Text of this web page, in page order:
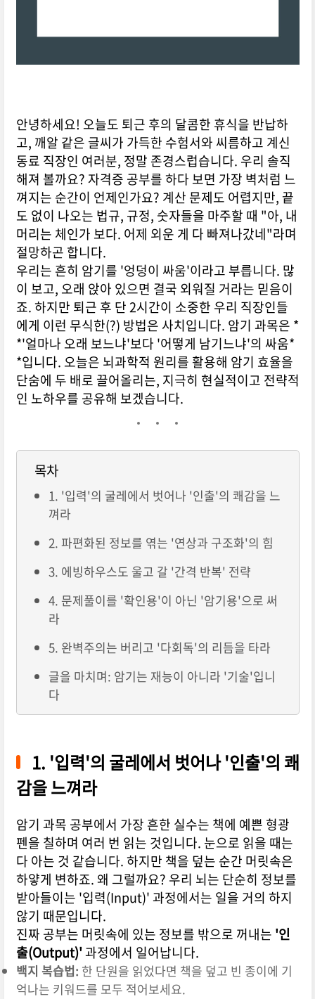
안녕하세요! 오늘도 퇴근 후의 달콤한 휴식을 반납하
고, 깨알 같은 글씨가 가득한 수험서와 씨름하고 계신
동료 직장인 여러분, 정말 존경스럽습니다. 우리 솔직
해져 볼까요? 자격증 공부를 하다 보면 가장 벽처럼 느
껴지는 순간이 언제인가요? 계산 문제도 어렵지만, 끝
도 없이 나오는 법규, 규정, 숫자들을 마주할 때 "아, 내
머리는 체인가 보다. 어제 외운 게 다 빠져나갔네"라며
절망하곤 합니다.
우리는 흔히 암기를 '엉덩이 싸움'이라고 부릅니다. 많
이 보고, 오래 앉아 있으면 결국 외워질 거라는 믿음이
죠. 하지만 퇴근 후 단 2시간이 소중한 우리 직장인들
에게 이런 무식한(?) 방법은 사치입니다. 암기 과목은 *
*'얼마나 오래 보느냐'보다 '어떻게 남기느냐'의 싸움*
*입니다. 오늘은 뇌과학적 원리를 활용해 암기 효율을
단숨에 두 배로 끌어올리는, 지극히 현실적이고 전략적
인 노하우를 공유해 보겠습니다.
목차
1. '입력'의 굴레에서 벗어나 '인출'의 쾌감을 느
껴라
2. 파편화된 정보를 엮는 '연상과 구조화'의 힘
3. 에빙하우스도 울고 갈 '간격 반복' 전략
4. 문제풀이를 '확인용'이 아닌 '암기용'으로 써
라
5. 완벽주의는 버리고 '다회독'의 리듬을 타라
글을 마치며: 암기는 재능이 아니라 '기술'입니
다
1. '입력'의 굴레에서 벗어나 '인출'의 쾌
감을 느껴라
암기 과목 공부에서 가장 흔한 실수는 책에 예쁜 형광
펜을 칠하며 여러 번 읽는 것입니다. 눈으로 읽을 때는
다 아는 것 같습니다. 하지만 책을 덮는 순간 머릿속은
하얗게 변하죠. 왜 그럴까요? 우리 뇌는 단순히 정보를
받아들이는 '입력(Input)' 과정에서는 일을 거의 하지
않기 때문입니다.
진짜 공부는 머릿속에 있는 정보를 밖으로 꺼내는 '인
출(Output)'과정에서 일어납니다.
백지 복습법: 한 단원을 읽었다면 책을 덮고 빈 종이에 기
억나는 키워드를 모두 적어보세요.